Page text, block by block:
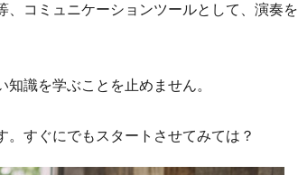
、コミュニケーションツールとして、演奏を
識を学ぶことを止めません。
すぐにでもスタートさせてみては？